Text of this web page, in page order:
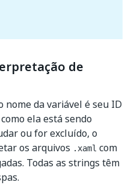
de
nome da variável é seu ID
ela está sendo
ou for excluído, o
os arquivos .xaml com
Todas as strings têm